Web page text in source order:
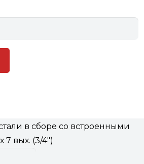
пола Valtec
1″х 7 вых. (3/4″)
в сборе со встроенными
7 вых. (3/4")